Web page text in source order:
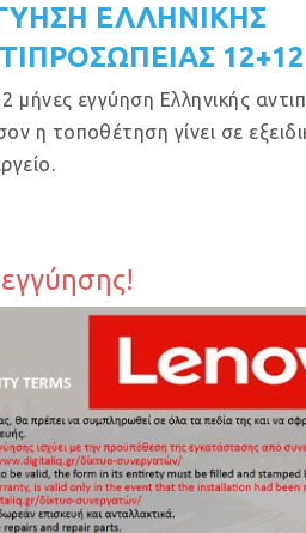
ΕΛΛΗΝΙΚΗΣ
μήνες εγγύηση Ελληνικής
η τοποθέτηση γίνει σε